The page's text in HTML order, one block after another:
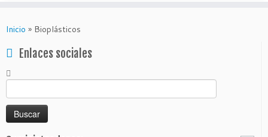
Inicio » Bioplásticos
Enlaces sociales